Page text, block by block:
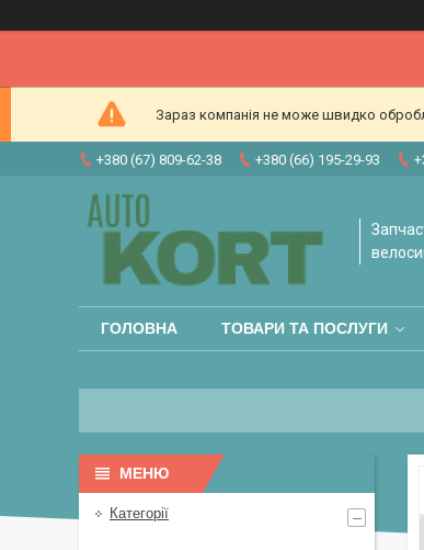
Зараз компанія не може швидко
+380 (67) 809-62-38 +380 (66) 195-29-93
ГОЛОВНА ТОВАРИ ТА ПОСЛУГИ
Категорії